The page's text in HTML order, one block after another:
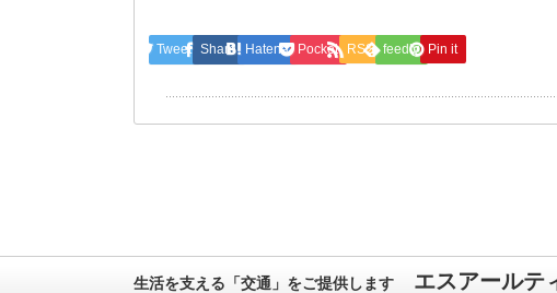
Tweet Share Hatena Pocket RSS feedly Pin it
生活を支える「交通」をご提供します エスアールテ